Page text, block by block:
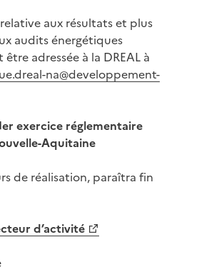
aux résultats et plus
audits énergétiques
adressée à la DREAL à
na@developpement-
exercice réglementaire
Aquitaine
de réalisation, paraîtra fin
d’activité